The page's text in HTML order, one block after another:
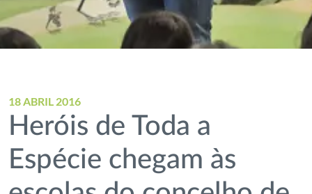
18 ABRIL 2016
Heróis de Toda a
Espécie chegam às